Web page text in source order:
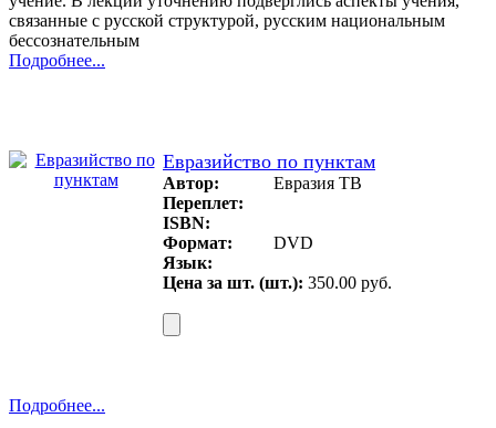
связанные с русской структурой, русским национальным
бессознательным
Подробнее...
Евразийство по пунктам
Автор:
Евразия ТВ
Переплет:
ISBN:
Формат:
DVD
Язык:
Цена за шт. (шт.): 350.00 руб.
Подробнее...